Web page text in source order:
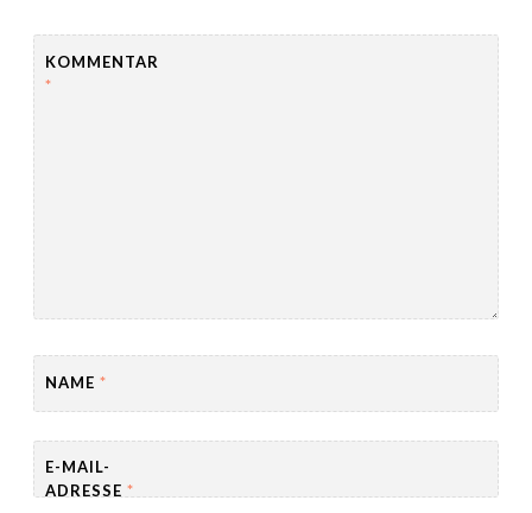
KOMMENTAR
*
NAME *
E-MAIL-
ADRESSE *